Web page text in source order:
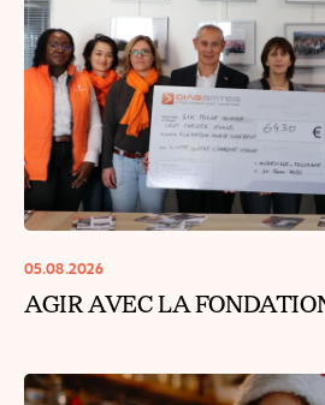
05.08.2026
AGIR AVEC LA